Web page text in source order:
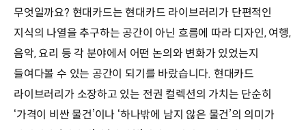
무엇일까요? 현대카드는 현대카드 라이브러리가 단편적인
지식의 나열을 추구하는 공간이 아닌 흐름에 따라 디자인, 여행,
음악, 요리 등 각 분야에서 어떤 논의와 변화가 있었는지
들여다볼 수 있는 공간이 되기를 바랐습니다. 현대카드
라이브러리가 소장하고 있는 전권 컬렉션의 가치는 단순히
‘가격이 비싼 물건’이나 ‘하나밖에 남지 않은 물건’의 의미가